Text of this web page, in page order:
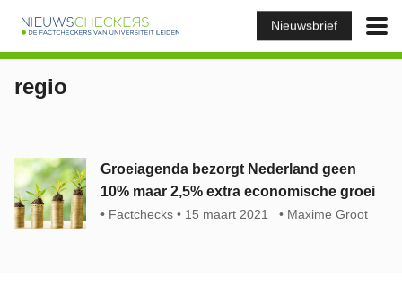
Nieuwsbrief
regio
Groeiagenda bezorgt Nederland geen
10% maar 2,5% extra economische groei
Factchecks 15 maart 2021 Maxime Groot